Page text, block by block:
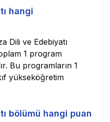
hangi
Dili ve Edebiyatı
1 program
Bu programların 1
yükseköğretim
bölümü hangi puan